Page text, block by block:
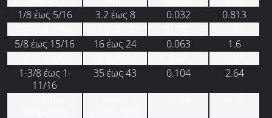
1/8 έως 5/16
3.2 έως 8 0.032
0.813
5/8 έως 15/16
16 έως 24 0.063
1.6
1-3/8 έως 1-
11/16
35 έως 43 0.104
2.64